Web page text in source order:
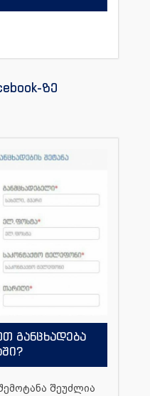
ზე
განცხადება
შეუძლია